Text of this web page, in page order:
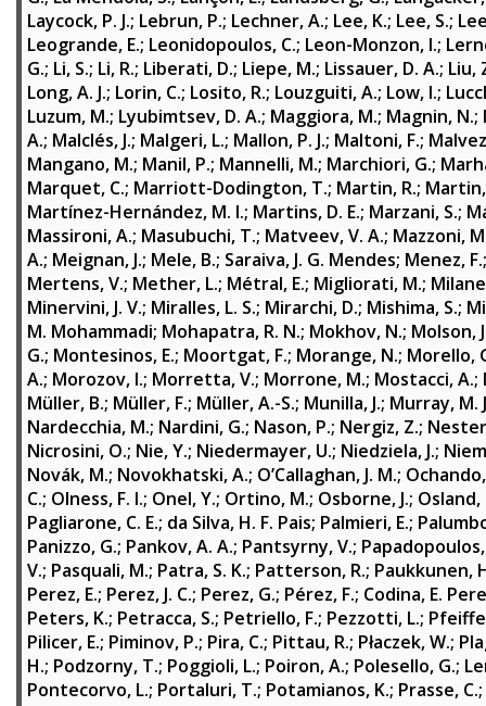
Laycock, P. J.; Lebrun, P.; Lechner, A.; Lee, K.; Lee, S.;
Leogrande, E.; Leonidopoulos, C.; Leon-Monzon, I.;
G.; Li, S.; Li, R.; Liberati, D.; Liepe, M.; Lissauer, D. A.; Liu,
Long, A. J.; Lorin, C.; Losito, R.; Louzguiti, A.; Low, I.;
Luzum, M.; Lyubimtsev, D. A.; Maggiora, M.; Magnin, N.;
A.; Malclés, J.; Malgeri, L.; Mallon, P. J.; Maltoni, F.;
Mangano, M.; Manil, P.; Mannelli, M.; Marchiori, G.;
Marquet, C.; Marriott-Dodington, T.; Martin, R.;
Martínez-Hernández, M. I.; Martins, D. E.; Marzani, S.;
Massironi, A.; Masubuchi, T.; Matveev, V. A.; Mazzoni,
A.; Meignan, J.; Mele, B.; Saraiva, J. G. Mendes; Menez, F.
Mertens, V.; Mether, L.; Métral, E.; Migliorati, M.;
Minervini, J. V.; Miralles, L. S.; Mirarchi, D.; Mishima, S.;
M. Mohammadi; Mohapatra, R. N.; Mokhov, N.; Molson,
G.; Montesinos, E.; Moortgat, F.; Morange, N.; Morello,
A.; Morozov, I.; Morretta, V.; Morrone, M.; Mostacci, A.;
Müller, B.; Müller, F.; Müller, A.-S.; Munilla, J.; Murray, M.
Nardecchia, M.; Nardini, G.; Nason, P.; Nergiz, Z.;
Nicrosini, O.; Nie, Y.; Niedermayer, U.; Niedziela, J.;
Novák, M.; Novokhatski, A.; O’Callaghan, J. M.;
C.; Olness, F. I.; Onel, Y.; Ortino, M.; Osborne, J.; Osland,
Pagliarone, C. E.; da Silva, H. F. Pais; Palmieri, E.;
Panizzo, G.; Pankov, A. A.; Pantsyrny, V.; Papadopoulos,
V.; Pasquali, M.; Patra, S. K.; Patterson, R.; Paukkunen,
Perez, E.; Perez, J. C.; Perez, G.; Pérez, F.; Codina, E.
Peters, K.; Petracca, S.; Petriello, F.; Pezzotti, L.;
Pilicer, E.; Piminov, P.; Pira, C.; Pittau, R.; Płaczek, W.;
H.; Podzorny, T.; Poggioli, L.; Poiron, A.; Polesello, G.;
Pontecorvo, L.; Portaluri, T.; Potamianos, K.; Prasse, C.;